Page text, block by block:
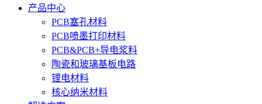
产品中心
PCB塞孔材料
PCB喷墨打印材料
PCB&PCB+导电浆料
陶瓷和玻璃基板电路
锂电材料
核心纳米材料